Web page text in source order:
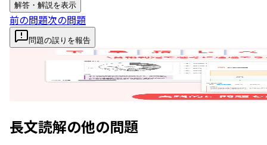
解答・解説を表示
前の問題次の問題
問題の誤りを報告
長文読解の他の問題